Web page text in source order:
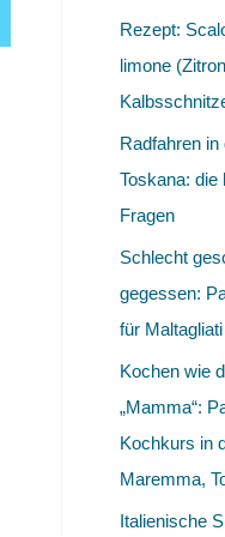
Rezept:
limone
Radfahren in
Toskana: die
Fragen
Schlecht
gegessen:
für Maltagliati
Kochen wie
„Mamma“:
Kochkurs in
Maremma,
Italienische